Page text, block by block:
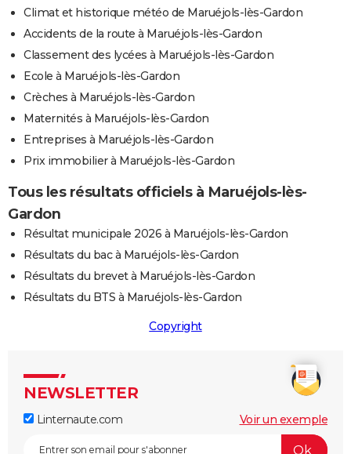
Climat et historique météo de Maruéjols-lès-Gardon
Accidents de la route à Maruéjols-lès-Gardon
Classement des lycées à Maruéjols-lès-Gardon
Ecole à Maruéjols-lès-Gardon
Crèches à Maruéjols-lès-Gardon
Maternités à Maruéjols-lès-Gardon
Entreprises à Maruéjols-lès-Gardon
Prix immobilier à Maruéjols-lès-Gardon
Tous les résultats officiels à Maruéjols-lès-
Gardon
Résultat municipale 2026 à Maruéjols-lès-Gardon
Résultats du bac à Maruéjols-lès-Gardon
Résultats du brevet à Maruéjols-lès-Gardon
Résultats du BTS à Maruéjols-lès-Gardon
Copyright
NEWSLETTER
Linternaute.com Voir un exemple